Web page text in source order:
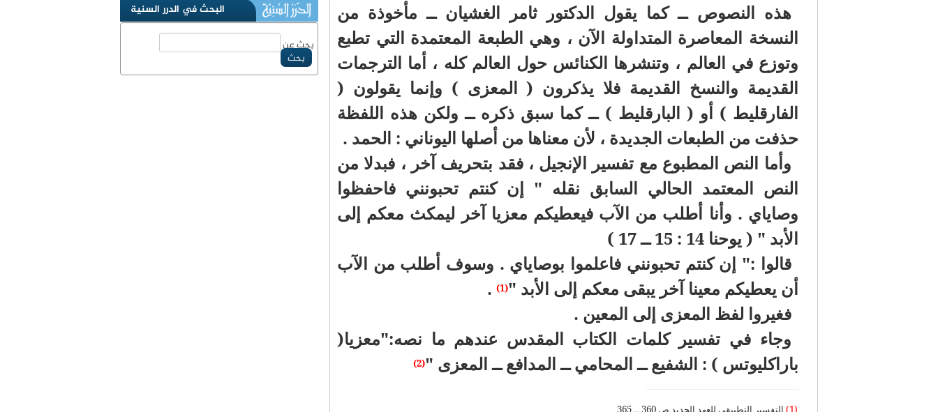
هذه النصوص ــ كما يقول الدكتور ثامر الغشيان ــ مأخوذة من
النسخة المعاصرة المتداولة الآن ، وهي الطبعة المعتمدة التي تطبع
وتوزع في العالم ، وتنشرها الكنائس حول العالم كله ، أما الترجمات
القديمة والنسخ القديمة فلا يذكرون ( المعزى ) وإنما يقولون (
الفارقليط ) أو ( البارقليط ) ــ كما سبق ذكره ــ ولكن هذه اللفظة
حذفت من الطبعات الجديدة ، لأن معناها من أصلها اليوناني : الحمد .
وأما النص المطبوع مع تفسير الإنجيل ، فقد بتحريف آخر ، فبدلا من
النص المعتمد الحالي السابق نقله " إن كنتم تحبونني فاحفظوا
وصاياي . وأنا أطلب من الآب فيعطيكم معزيا آخر ليمكث معكم إلى
الأبد " ( يوحنا 14 : 15 ــ 17 )
قالوا :" إن كنتم تحبونني فاعلموا بوصاياي . وسوف أطلب من الآب
أن يعطيكم معينا آخر يبقى معكم إلى الأبد "(1)
.
فغيروا لفظ المعزى إلى المعين .
وجاء في تفسير كلمات الكتاب المقدس عندهم ما نصه:"معزيا(
باراكليوتس ) : الشفيع ــ المحامي ــ المدافع ــ المعزى "(2)
(1) التفسير التطبيقي للعهد الجديد ص 360 ــ 365
البحث في الدرر السنية
بحث عن
بحث